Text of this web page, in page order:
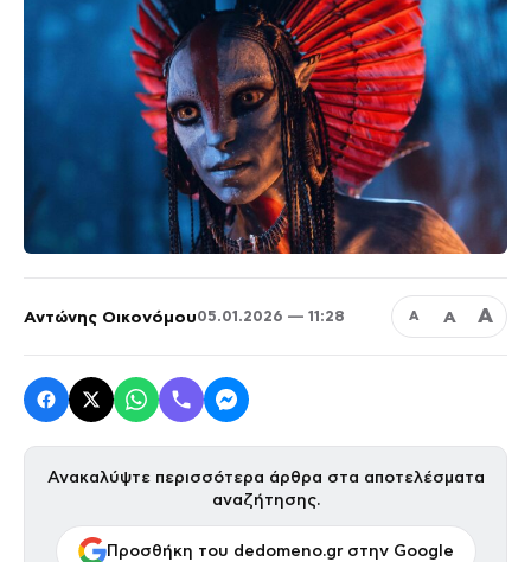
Αντώνης Οικονόμου05.01.2026 — 11:28 Α Α Α
Ανακαλύψτε περισσότερα άρθρα στα αποτελέσματα
αναζήτησης.
Προσθήκη του dedomeno.gr στην Google